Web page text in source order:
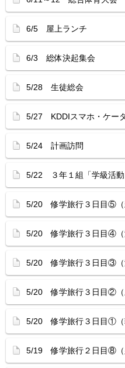
6/5 屋上ランチ
6/3 総体決起集会
5/28 生徒総会
5/27 KDDIスマホ・ケー
5/24 計画訪問
5/22 ３年１組「学級活動
5/20 修学旅行３日目⑤（
5/20 修学旅行３日目④（
5/20 修学旅行３日目③（
5/20 修学旅行３日目②（
5/20 修学旅行３日目①（
5/19 修学旅行２日目⑧（